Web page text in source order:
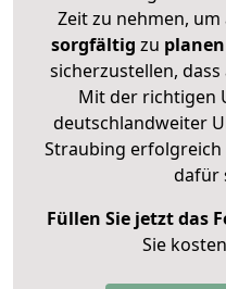
Zeit zu nehmen,
sorgfältig zu planen
sicherzustellen,
Mit der richtigen
deutschlandweiter
Straubing
dafür
Füllen Sie jetzt das
Sie